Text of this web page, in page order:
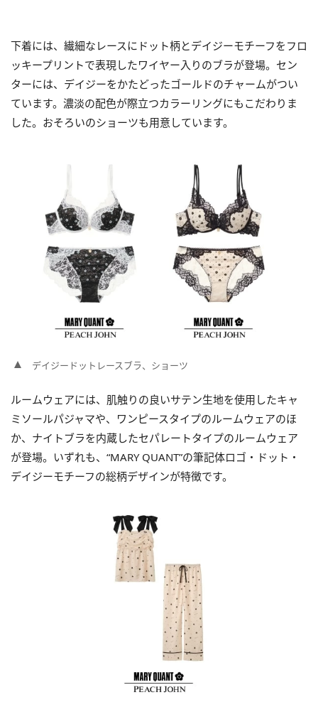
下着には、繊細なレースにドット柄とデイジーモチーフをフロ
ッキープリントで表現したワイヤー入りのブラが登場。セン
ターには、デイジーをかたどったゴールドのチャームがつい
ています。濃淡の配色が際立つカラーリングにもこだわりま
した。おそろいのショーツも用意しています。
デイジードットレースブラ、ショーツ
ルームウェアには、肌触りの良いサテン生地を使用したキャ
ミソールパジャマや、ワンピースタイプのルームウェアのほ
か、ナイトブラを内蔵したセパレートタイプのルームウェア
が登場。いずれも、“MARY QUANT”の筆記体ロゴ・ドット・
デイジーモチーフの総柄デザインが特徴です。